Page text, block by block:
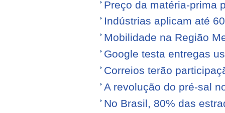
Preço da matéria-prima
Indústrias aplicam até
Mobilidade na Região
Google testa entregas
Correios terão
A revolução do pré-sal
No Brasil, 80% das